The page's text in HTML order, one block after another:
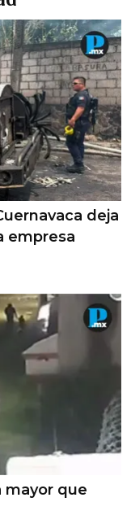
deja
empresa
mayor que